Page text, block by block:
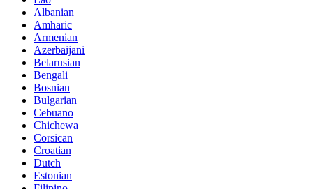
Albanian
Amharic
Armenian
Azerbaijani
Belarusian
Bengali
Bosnian
Bulgarian
Cebuano
Chichewa
Corsican
Croatian
Dutch
Estonian